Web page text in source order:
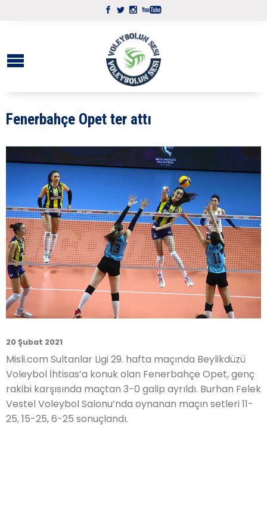
Fenerbahçe Opet ter attı
20 Şubat 2021
Misli.com Sultanlar Ligi 29. hafta maçında Beylikdüzü
Voleybol İhtisas’a konuk olan Fenerbahçe Opet, genç
rakibi karşısında maçtan 3-0 galip ayrıldı. Burhan Felek
Vestel Voleybol Salonu’nda oynanan maçın setleri 11-
25, 15-25, 6-25 sonuçlandı.